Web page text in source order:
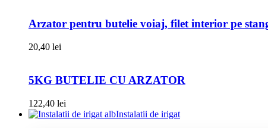
Arzator pentru butelie voiaj, filet interior pe
20,40 lei
5KG BUTELIE CU ARZATOR
122,40 lei
Instalatii de irigat